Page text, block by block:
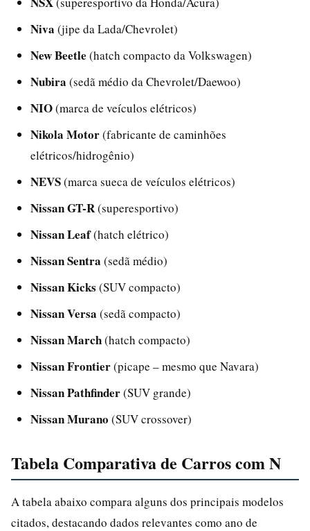
Niva (jipe da Lada/Chevrolet)
New Beetle (hatch compacto da Volkswagen)
Nubira (sedã médio da Chevrolet/Daewoo)
NIO(marca de veículos elétricos)
Nikola Motor(fabricante de caminhões
elétricos/hidrogênio)
NEVS(marca sueca de veículos elétricos)
Nissan GT-R(superesportivo)
Nissan Leaf(hatch elétrico)
Nissan Sentra (sedã médio)
Nissan Kicks (SUV compacto)
Nissan Versa (sedã compacto)
Nissan March(hatch compacto)
Nissan Frontier(picape – mesmo que Navara)
Nissan Pathfinder(SUV grande)
Nissan Murano (SUV crossover)
Tabela Comparativa de Carros com N
A tabela abaixo compara alguns dos principais modelos
citados, destacando dados relevantes como ano de